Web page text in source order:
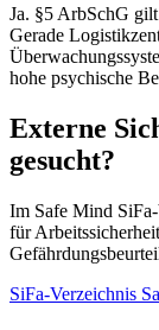
Ja. §5 ArbSchG
Gerade
hohe psychische
Externe
gesucht?
Im Safe Mind
für
SiFa-Verzeichnis